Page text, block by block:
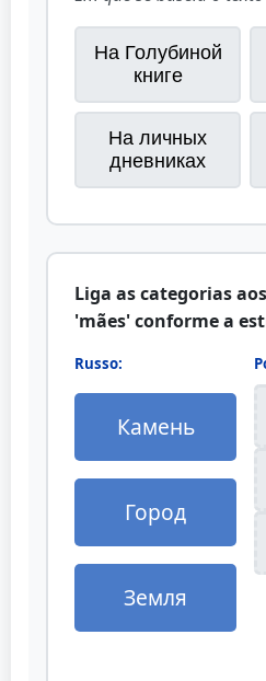
На Голубиной
книге
На личных
дневниках
Liga as categorias
'mães' conforme a
Russo:
Камень
Город
Земля